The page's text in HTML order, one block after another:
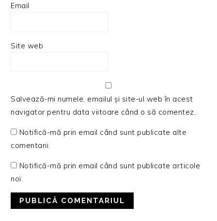
Email
Site web
Salvează-mi numele, emailul și site-ul web în acest
navigator pentru data viitoare când o să comentez.
Notifică-mă prin email când sunt publicate alte
comentarii.
Notifică-mă prin email când sunt publicate articole
noi.